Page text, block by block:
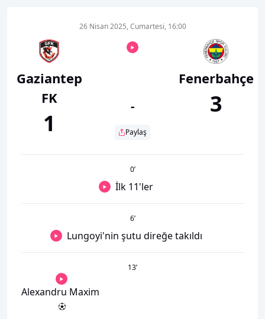
Gaziantep
FK
1
26 Nisan 2025, Cumartesi, 16:00
-
Paylaş
Fenerbahçe
3
0’
İlk 11'ler
6’
Lungoyi'nin şutu direğe takıldı
13’
Alexandru Maxim